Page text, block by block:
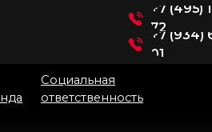
+7 (495) 147-
72
+7 (934) 667-
01
Социальная
ответственность